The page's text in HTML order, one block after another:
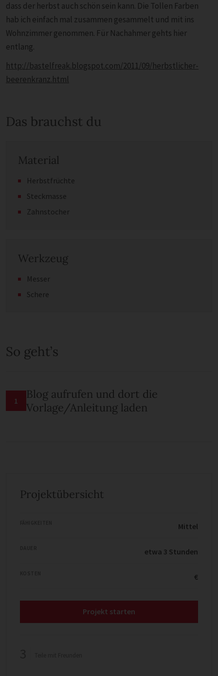
dass der herbst auch schön sein kann. Die Tollen Farben
hab ich einfach mal zusammen gesammelt und mit ins
Wohnzimmer genommen. Für Nachahmer gehts hier
entlang.
http://bastelfreak.blogspot.com/2011/09/herbstlicher-
beerenkranz.html
Das brauchst du
Material
Herbstfrüchte
Steckmasse
Zahnstocher
Werkzeug
Messer
Schere
So geht’s
1
Blog aufrufen und dort die
Vorlage/Anleitung laden
Projektübersicht
Mittel
etwa 3 Stunden
€
Projekt starten